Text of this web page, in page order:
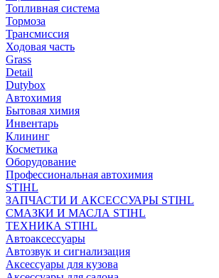
Топливная система
Тормоза
Трансмиссия
Ходовая часть
Grass
Detail
Dutybox
Автохимия
Бытовая химия
Инвентарь
Клининг
Косметика
Оборудование
Профессиональная автохимия
STIHL
ЗАПЧАСТИ И АКСЕССУАРЫ STIHL
СМАЗКИ И МАСЛА STIHL
ТЕХНИКА STIHL
Автоаксессуары
Автозвук и сигнализация
Аксессуары для кузова